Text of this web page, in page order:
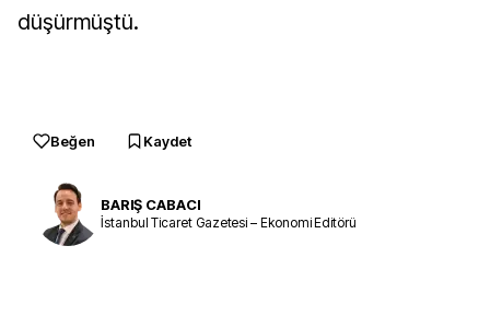
düşürmüştü.
Beğen Kaydet
BARIŞ CABACI
İstanbul Ticaret Gazetesi – Ekonomi Editörü